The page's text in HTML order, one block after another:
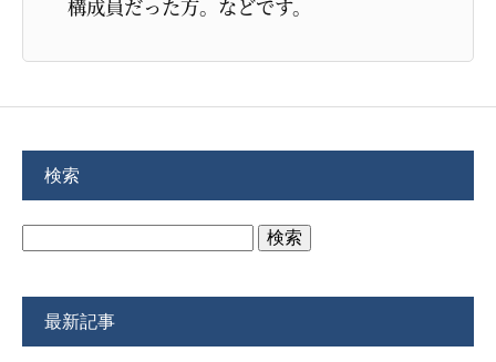
構成員だった方。などです。
検索
最新記事